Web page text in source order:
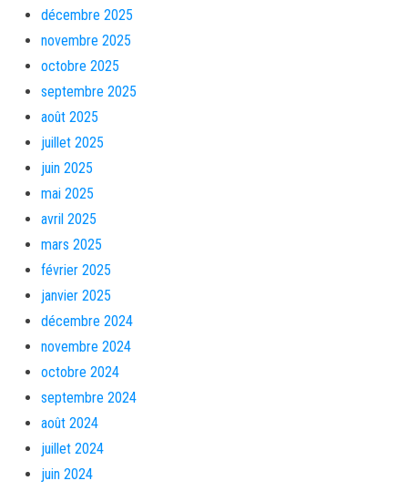
décembre 2025
novembre 2025
octobre 2025
septembre 2025
août 2025
juillet 2025
juin 2025
mai 2025
avril 2025
mars 2025
février 2025
janvier 2025
décembre 2024
novembre 2024
octobre 2024
septembre 2024
août 2024
juillet 2024
juin 2024